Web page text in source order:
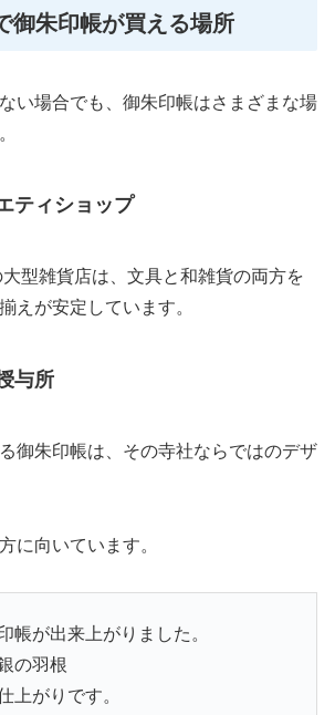
御朱印帳が買える場所
い場合でも、御朱印帳はさまざまな場
ティショップ
型雑貨店は、文具と和雑貨の両方を
えが安定しています。
与所
御朱印帳は、その寺社ならではのデザ
に向いています。
帳が出来上がりました。
の羽根
上がりです。